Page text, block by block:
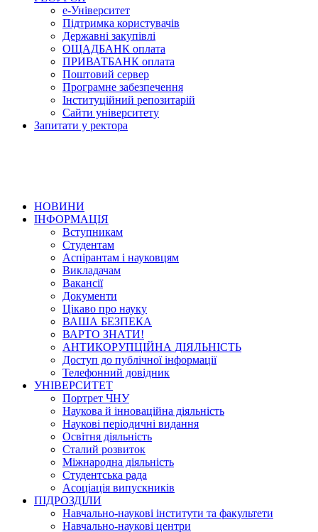
е-Університет
Підтримка користувачів
Державні закупівлі
ОЩАДБАНК оплата
ПРИВАТБАНК оплата
Поштовий сервер
Програмне забезпечення
Інституційний репозитарій
Сайти університету
Запитати у ректора
НОВИНИ
ІНФОРМАЦІЯ
Вступникам
Студентам
Аспірантам і науковцям
Викладачам
Вакансії
Документи
Цікаво про науку
ВАША БЕЗПЕКА
ВАРТО ЗНАТИ!
АНТИКОРУПЦІЙНА ДІЯЛЬНІСТЬ
Доступ до публічної інформації
Телефонний довідник
УНІВЕРСИТЕТ
Портрет ЧНУ
Наукова й інноваційна діяльність
Наукові періодичні видання
Освітня діяльність
Сталий розвиток
Міжнародна діяльність
Студентська рада
Асоціація випускників
ПІДРОЗДІЛИ
Навчально-наукові інститути та факультети
Навчально-наукові центри